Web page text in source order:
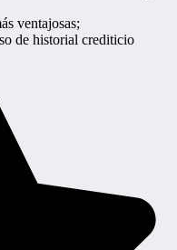
ventajosas;
de historial crediticio